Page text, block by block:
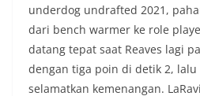
underdog undrafted 2021,
dari bench warmer ke role
datang tepat saat Reaves lagi
dengan tiga poin di detik 2,
selamatkan kemenangan.